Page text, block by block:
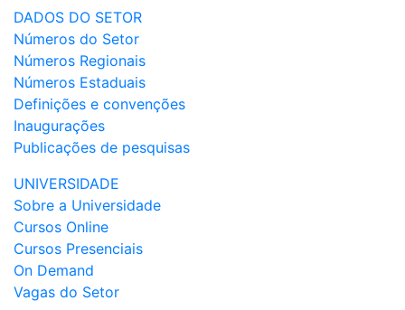
DADOS DO SETOR
Números do Setor
Números Regionais
Números Estaduais
Definições e convenções
Inaugurações
Publicações de pesquisas
UNIVERSIDADE
Sobre a Universidade
Cursos Online
Cursos Presenciais
On Demand
Vagas do Setor